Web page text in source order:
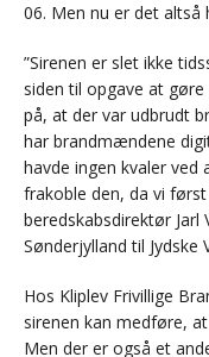
06. Men nu er det altså
”Sirenen er slet ikke
siden til opgave at
på, at der var udbrudt
har brandmændene
havde ingen kvaler
frakoble den, da vi
beredskabsdirektør Jarl
Sønderjylland til Jydske
Hos Kliplev Frivillige
sirenen kan medføre,
Men der er også et